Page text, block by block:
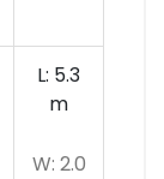
L: 5.3
m
W: 2.0